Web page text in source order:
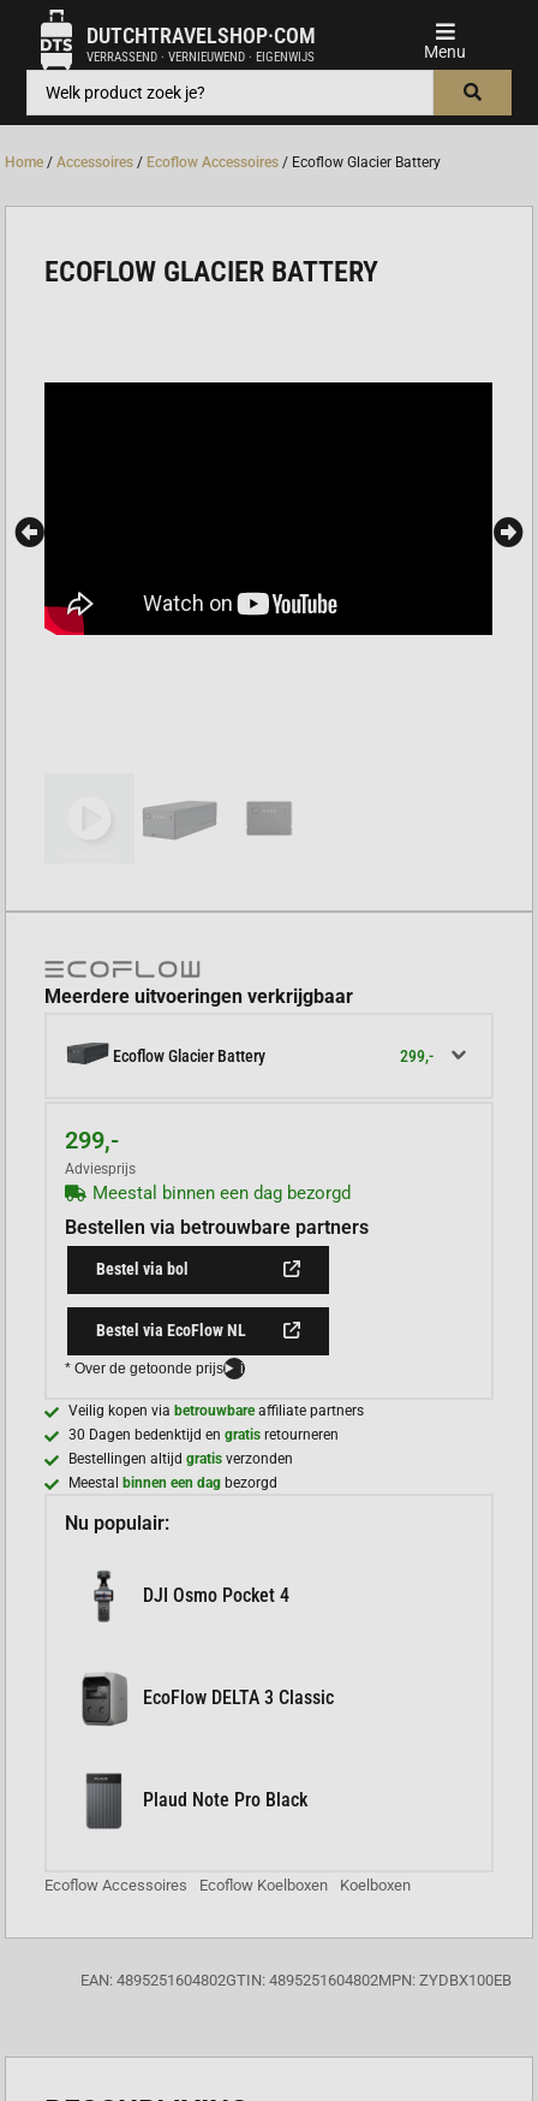
DUTCHTRAVELSHOP·COM
VERRASSEND · VERNIEUWEND · EIGENWIJS
Home /Accessoires / Ecoflow Accessoires / Ecoflow Glacier Battery
ECOFLOW GLACIER BATTERY
Meerdere uitvoeringen verkrijgbaar
Ecoflow Glacier Battery 299,-
299,-
Adviesprijs
Meestal binnen een dag bezorgd
Bestellen via betrouwbare partners
Bestel via bol
Bestel via EcoFlow NL
* Over de getoonde prijs i
Veilig kopen viabetrouwbareaffiliate partners
30 Dagen bedenktijd engratis retourneren
Bestellingen altijdgratisverzonden
Meestalbinnen een dag bezorgd
Nu populair:
DJI Osmo Pocket 4
EcoFlow DELTA 3 Classic
Plaud Note Pro Black
Ecoflow Accessoires Ecoflow Koelboxen Koelboxen
EAN: 4895251604802GTIN: 4895251604802MPN: ZYDBX100EB